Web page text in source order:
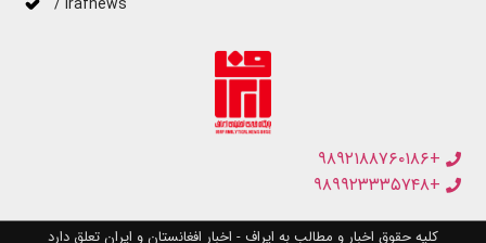
+۹۸۹۲۱۸۸۷۶۰۱۸۶
+۹۸۹۹۲۳۳۳۵۷۴۸
کلیه حقوق اخبار و مطالب به ایراف - اخبار افغانستان و ایران تعلق دارد